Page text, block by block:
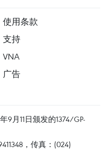
使用条款
支持
VNA
广告
9月11日颁发的1374/GP-
，传真：(024)